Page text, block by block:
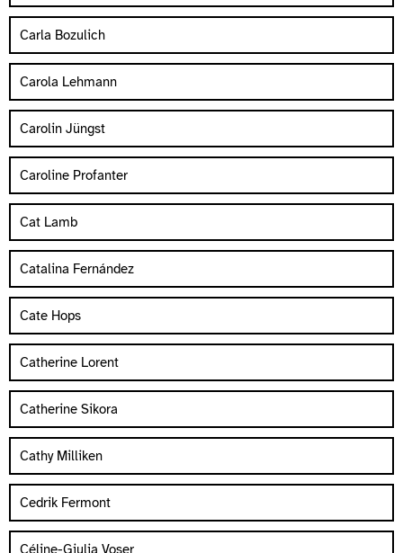
Carla Bozulich
Carola Lehmann
Carolin Jüngst
Caroline Profanter
Cat Lamb
Catalina Fernández
Cate Hops
Catherine Lorent
Catherine Sikora
Cathy Milliken
Cedrik Fermont
Céline-Giulia Voser